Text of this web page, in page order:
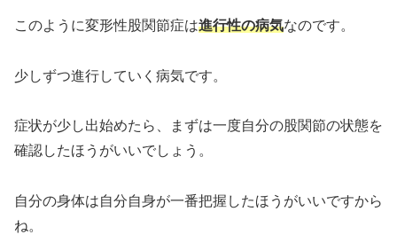
このように変形性股関節症は進行性の病気なのです。
少しずつ進行していく病気です。
症状が少し出始めたら、まずは一度自分の股関節の状態を
確認したほうがいいでしょう。
自分の身体は自分自身が一番把握したほうがいいですから
ね。